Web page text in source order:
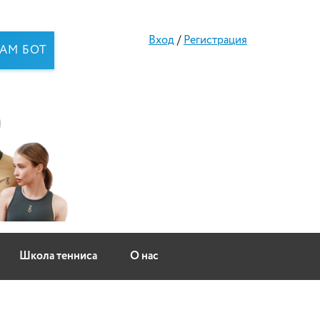
БОТ
Вход/Регистрация
Школа тенниса О нас